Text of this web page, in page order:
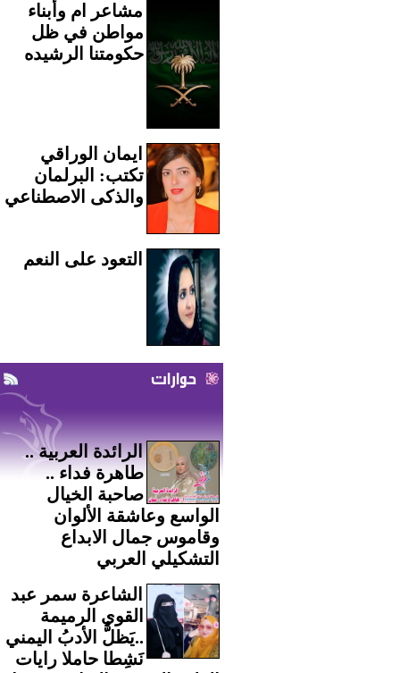
مشاعر ام وأبناء
مواطن في ظل
حكومتنا الرشيده
ايمان الوراقي
تكتب: البرلمان
والذكى الاصطناعي
التعود على النعم
حوارات
الرائدة العربية ..
طاهرة فداء ..
صاحبة الخيال
الواسع وعاشقة الألوان
وقاموس جمال الابداع
التشكيلي العربي
الشاعرة سمر عبد
القوي الرميمة
..يَظلُّ الأدبُ اليمني
نَشِطا حاملا رايات